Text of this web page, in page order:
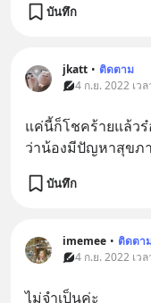
บันทึก
jkatt • ติดตาม
4 ก.ย. 2022 เว
แค่นี้ก็โชคร้ายแล้ว
ว่าน้องมีปัญหาสุขภ
บันทึก
imemee • ติดตา
4 ก.ย. 2022 เว
ไม่จำเป็นค่ะ